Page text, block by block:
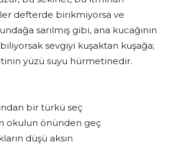
defterde birikmiyorsa ve
sarılmış gibi, ana kucağının
sevgiyi kuşaktan kuşağa;
yüzü suyu hürmetinedir.
bir türkü seç
okulun önünden geç
düşü aksın